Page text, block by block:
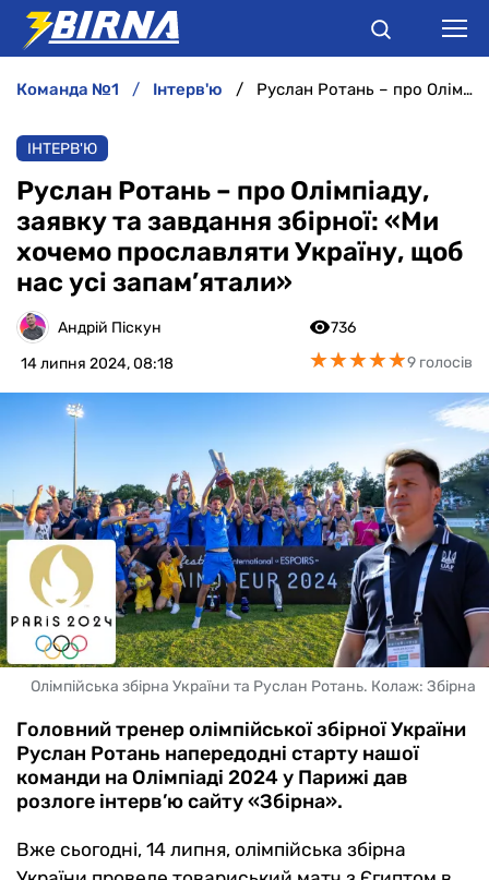
АНАЛІТИКА
ІНТЕРВ'Ю
РІЗНЕ
БУКМЕКЕРИ
команда №1 інтерв'ю Руслан Ротань – про Олімпіаду, заявку та завдання збірної: «Ми хочемо прославляти Україну, щоб нас усі запам’ятали»
ІНТЕРВ'Ю
Руслан Ротань – про Олімпіаду,
заявку та завдання збірної: «Ми
хочемо прославляти Україну, щоб
нас усі запам’ятали»
Андрій Піскун
14 липня 2024, 08:18
736
★★★★★
★★★★★9 голосів
Олімпійська збірна України та Руслан Ротань. Колаж: Збірна
Головний тренер олімпійської збірної України
Руслан Ротань напередодні старту нашої
команди на Олімпіаді 2024 у Парижі дав
розлоге інтерв’ю сайту «Збірна».
Вже сьогодні, 14 липня, олімпійська збірна